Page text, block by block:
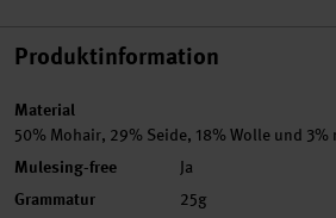
Produktinformation
Material
50% Mohair, 29% Seide, 18% Wolle und
Mulesing-free Ja
Grammatur 25g